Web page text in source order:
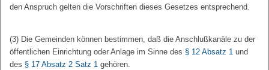
den Anspruch gelten die Vorschriften dieses Gesetzes entsprechend.
(3) Die Gemeinden können bestimmen, daß die Anschlußkanäle zu der
öffentlichen Einrichtung oder Anlage im Sinne des § 12 Absatz 1 und
des § 17 Absatz 2 Satz 1 gehören.